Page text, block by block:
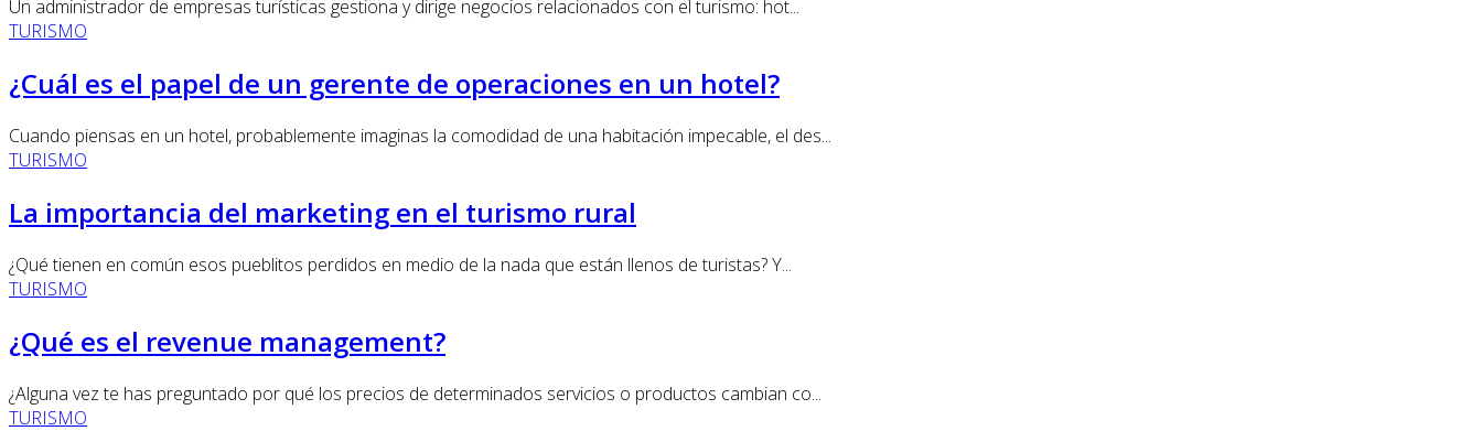
Un administrador de empresas turísticas gestiona y dirige negocios relacionados con el turismo: hot...
TURISMO
¿Cuál es el papel de un gerente de operaciones en un hotel?
Cuando piensas en un hotel, probablemente imaginas la comodidad de una habitación impecable, el des...
TURISMO
La importancia del marketing en el turismo rural
¿Qué tienen en común esos pueblitos perdidos en medio de la nada que están llenos de turistas? Y...
TURISMO
¿Qué es el revenue management?
¿Alguna vez te has preguntado por qué los precios de determinados servicios o productos cambian co...
TURISMO